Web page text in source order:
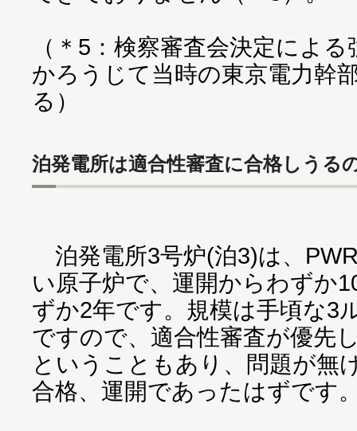
（＊5：検察審査会決定によ
かろうじて当時の東京電力幹
る）
泊発電所は適合性審査に合格しうる
泊発電所3号炉(泊3)は、
い原子炉で、運開からわずか
ずか2年です。規模は手頃な3
ですので、適合性審査が優先
ということもあり、問題が無
合格、運開であったはずです